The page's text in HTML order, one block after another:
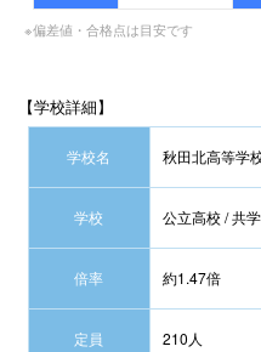
※偏差値・合格点は目安です
【学校詳細】
学校名 秋田北高等学
学校 公立高校 / 共学
倍率 約1.47倍
定員 210人